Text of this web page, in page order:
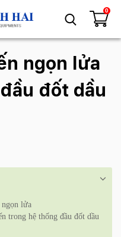
0
ngọn lửa
đốt dầu
ngọn lửa
trong hệ thống đầu đốt dầu